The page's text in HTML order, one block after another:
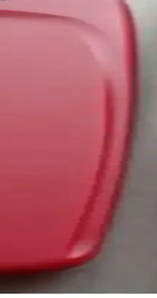
kamera, ekran ve
kullanım ve
Uygun
detaylı